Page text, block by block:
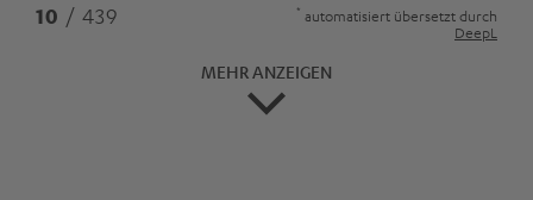
10 / 439 * automatisiert übersetzt durch
DeepL
MEHR ANZEIGEN